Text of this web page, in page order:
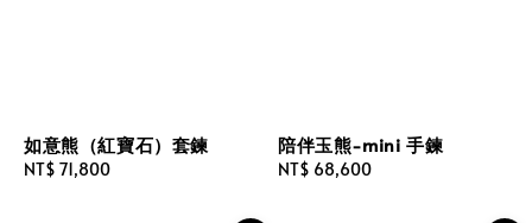
如意熊（紅寶石）套鍊
Regular
NT$ 71,800
陪伴玉熊-mini 手鍊
Regular
NT$ 68,600